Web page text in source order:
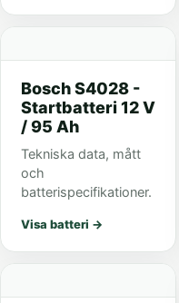
Bosch S4028 -
Startbatteri 12 V
/ 95 Ah
Tekniska data, mått
och
batterispecifikationer.
Visa batteri →